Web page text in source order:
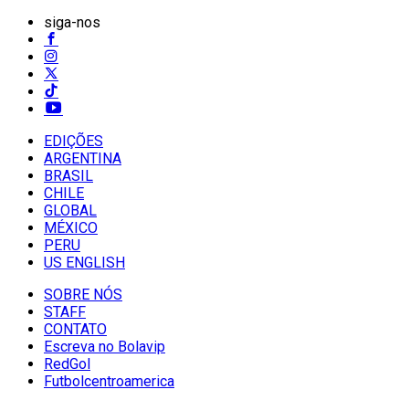
siga-nos
EDIÇÕES
ARGENTINA
BRASIL
CHILE
GLOBAL
MÉXICO
PERU
US ENGLISH
SOBRE NÓS
STAFF
CONTATO
Escreva no Bolavip
RedGol
Futbolcentroamerica